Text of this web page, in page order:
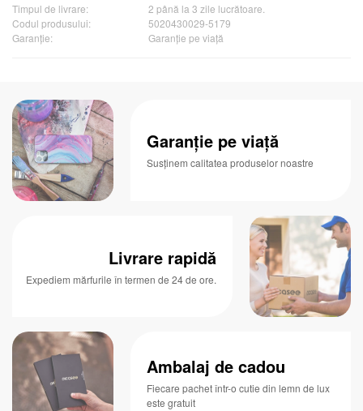
Timpul de livrare:
2 până la 3 zile lucrătoare.
Codul produsului:
5020430029-5179
Garanţie:
Garanție pe viață
Garanție pe viață
Susținem calitatea produselor noastre
Livrare rapidă
Expediem mărfurile în termen de 24 de ore.
Ambalaj de cadou
Fiecare pachet într-o cutie din lemn de lux
este gratuit